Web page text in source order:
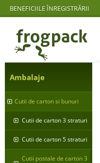
BENEFICIILE ÎNREGISTRĂRII
Ambalaje
Cutii de carton si bunuri
Cutii de carton 3 straturi
Cutii de carton 5 straturi
Cutii postale de carton 3